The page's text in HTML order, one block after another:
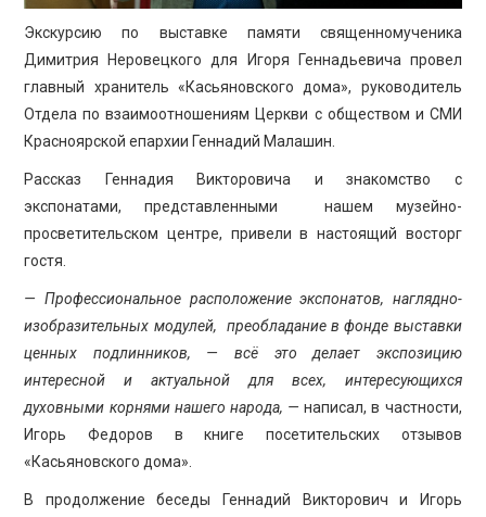
Экскурсию по выставке памяти священномученика
Димитрия Неровецкого для Игоря Геннадьевича провел
главный хранитель «Касьяновского дома», руководитель
Отдела по взаимоотношениям Церкви с обществом и СМИ
Красноярской епархии Геннадий Малашин.
Рассказ Геннадия Викторовича и знакомство с
экспонатами, представленными нашем музейно-
просветительском центре, привели в настоящий восторг
гостя.
— Профессиональное расположение экспонатов, наглядно-
изобразительных модулей, преобладание в фонде выставки
ценных подлинников, — всё это делает экспозицию
интересной и актуальной для всех, интересующихся
духовными корнями нашего народа, —написал, в частности,
Игорь Федоров в книге посетительских отзывов
«Касьяновского дома».
В продолжение беседы Геннадий Викторович и Игорь